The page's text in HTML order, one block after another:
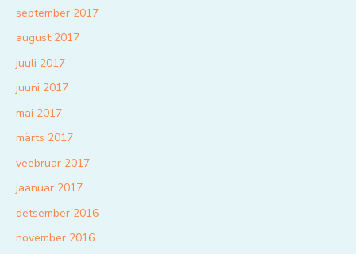
september 2017
august 2017
juuli 2017
juuni 2017
mai 2017
märts 2017
veebruar 2017
jaanuar 2017
detsember 2016
november 2016